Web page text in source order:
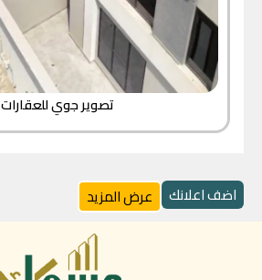
تصوير جوي للعقارات
اضف اعلانك عرض المزيد